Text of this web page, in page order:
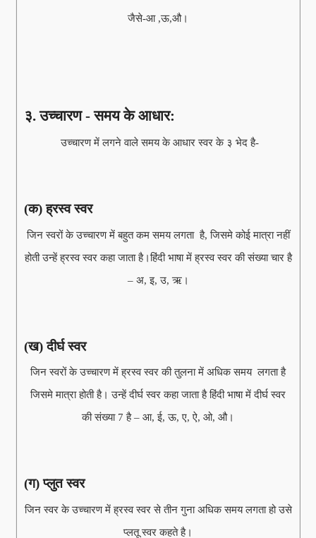
जैसे-आ ,ऊ,औ।
३. उच्चारण - समय के आधार:
उच्चारण में लगने वाले समय के आधार स्वर के ३ भेद है-
(क) ह्रस्व स्वर
जिन स्वरों के उच्चारण में बहुत कम समय लगता है, जिसमे कोई मात्रा नहीं
होती उन्हें ह्रस्व स्वर कहा जाता है।हिंदी भाषा में ह्रस्व स्वर की संख्या चार है
– अ, इ, उ, ऋ।
(ख) दीर्घ स्वर
जिन स्वरों के उच्चारण में ह्रस्व स्वर की तुलना में अधिक समय लगता है
जिसमे मात्रा होती है। उन्हें दीर्घ स्वर कहा जाता है हिंदी भाषा में दीर्घ स्वर
की संख्या 7 है – आ, ई, ऊ, ए, ऐ, ओ, औ।
(ग) प्लुत स्वर
जिन स्वर के उच्चारण में ह्रस्व स्वर से तीन गुना अधिक समय लगता हो उसे
प्लतू स्वर कहते है।